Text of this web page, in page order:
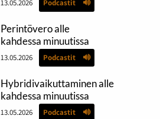
13.05.2026 Podcastit
Perintövero alle
kahdessa minuutissa
13.05.2026 Podcastit
Hybridivaikuttaminen alle
kahdessa minuutissa
13.05.2026 Podcastit